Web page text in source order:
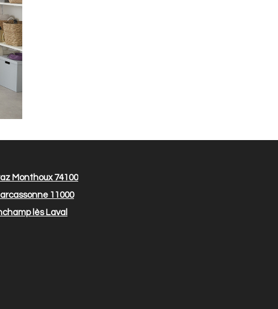
Monthoux 74100
11000
lès Laval